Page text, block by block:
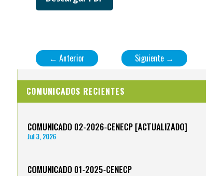
← Anterior Siguiente →
COMUNICADOS RECIENTES
COMUNICADO 02-2026-CENECP [ACTUALIZADO]
Jul 3, 2026
COMUNICADO 01-2025-CENECP